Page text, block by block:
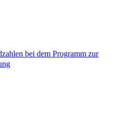
bei dem Programm zur